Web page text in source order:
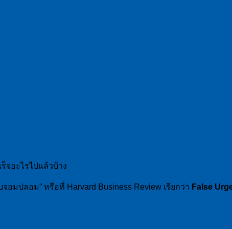
อะไรไปแล้วบ้าง
อมปลอม” หรือที่ Harvard Business Review เรียกว่า False